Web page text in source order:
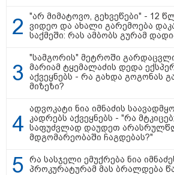
15:49 / 06-08-2026
შეიძინე ალდაგის სამოგზაურო
მიიღე გაორმაგებული ინტერნეტი
საზოგადოება
"არ მიმატოვო, გეხვეწები" - 12
ვიდეო და ახალი გარემოება
საქმეში: რას ამბობს გურამ
"სამგორის" მეტროში
მარიამ ტყემალაძის დედა
აქვეყნებს - რა გახდა გოგონას
მიზეზი?
ადვოკატი ნია იმნაძის
კადრებს აქვეყნებს - "რა
საფუძვლად დაუდეთ
მდგომარეობაში ჩაგდებას?"
რა სასჯელი ემუქრება ნია
პროკურატურამ მას ბრალდება